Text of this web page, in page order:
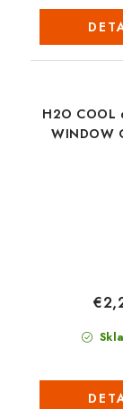
H2O COOL
WINDOW